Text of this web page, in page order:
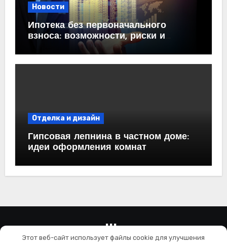
Новости
Ипотека без первоначального
взноса: возможности, риски и
практические рекомендации<
Отделка и дизайн
Гипсовая лепнина в частном доме:
идеи оформления комнат
wallls.ru
Этот веб-сайт использует файлы cookie для улучшения